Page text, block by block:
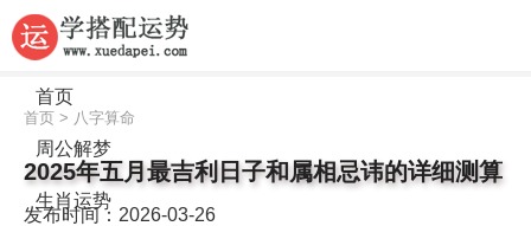
首页
周公解梦
生肖运势
首页 > 八字算命
2025年五月最吉利日子和属相忌讳的详细测算
发布时间：2026-03-26